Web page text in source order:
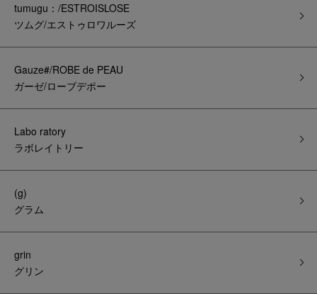
tumugu：/ESTROISLOSE
ツムグ/エストゥロワルーズ
Gauze#/ROBE de PEAU
ガーゼ/ローブデポー
Labo ratory
ラボレイトリー
(g)
グラム
grin
グリン